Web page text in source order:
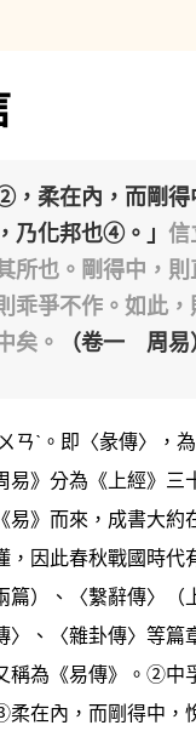
，柔在內，而剛
，乃化邦也④。」 信
所也。剛得中，則
乖爭不作。如此
矣。
（卷一 周易
ㄢˋ。即〈彖傳〉，
易》分為《上經》三
易》而來，成書大約
，因此春秋戰國時代
篇）、〈繫辭傳〉（
、〈雜卦傳〉等篇
稱為《易傳》。②中
在內，而剛得中，